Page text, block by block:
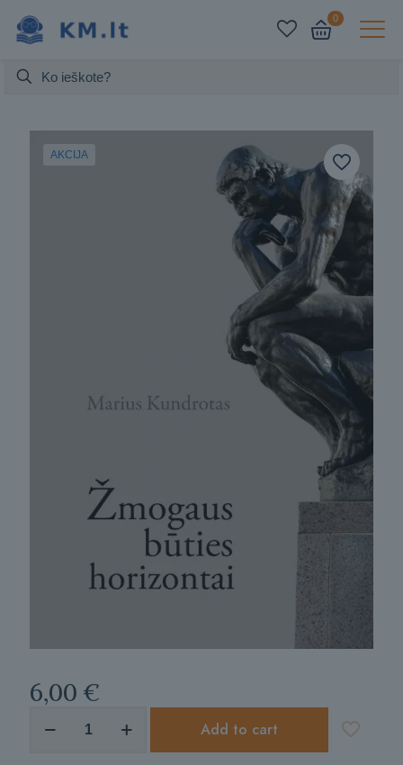
0
AKCIJA
6,00 €
kiekis:
Add to cart